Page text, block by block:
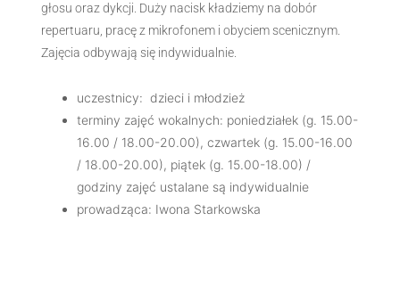
głosu oraz dykcji. Duży nacisk kładziemy na dobór
repertuaru, pracę z mikrofonem i obyciem scenicznym.
Zajęcia odbywają się indywidualnie.
uczestnicy: dzieci i młodzież
terminy zajęć wokalnych: poniedziałek (g. 15.00-
16.00 / 18.00-20.00), czwartek (g. 15.00-16.00
/ 18.00-20.00), piątek (g. 15.00-18.00) /
godziny zajęć ustalane są indywidualnie
prowadząca: Iwona Starkowska